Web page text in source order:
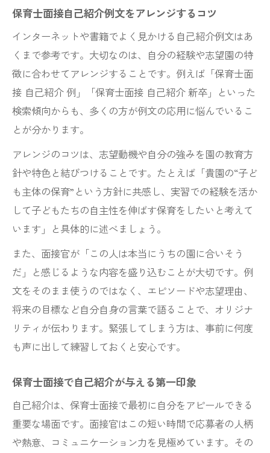
保育士面接自己紹介例文をアレンジするコツ
インターネットや書籍でよく見かける自己紹介例文はあ
くまで参考です。大切なのは、自分の経験や志望園の特
徴に合わせてアレンジすることです。例えば「保育士面
接 自己紹介 例」「保育士面接 自己紹介 新卒」といった
検索傾向からも、多くの方が例文の応用に悩んでいるこ
とが分かります。
アレンジのコツは、志望動機や自分の強みを園の教育方
針や特色と結びつけることです。たとえば「貴園の“子ど
も主体の保育”という方針に共感し、実習での経験を活か
して子どもたちの自主性を伸ばす保育をしたいと考えて
います」と具体的に述べましょう。
また、面接官が「この人は本当にうちの園に合いそう
だ」と感じるような内容を盛り込むことが大切です。例
文をそのまま使うのではなく、エピソードや志望理由、
将来の目標など自分自身の言葉で語ることで、オリジナ
リティが伝わります。緊張してしまう方は、事前に何度
も声に出して練習しておくと安心です。
保育士面接で自己紹介が与える第一印象
自己紹介は、保育士面接で最初に自分をアピールできる
重要な場面です。面接官はこの短い時間で応募者の人柄
や熱意、コミュニケーション力を見極めています。その